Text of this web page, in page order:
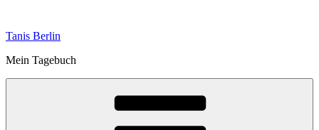
springen
Tanis Berlin
Mein Tagebuch